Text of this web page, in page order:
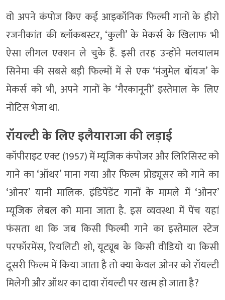
वो अपने कंपोज किए कई आइकॉनिक फिल्मी गानों के हीरो
रजनीकांत की ब्लॉकबस्टर, ‘कुली’ के मेकर्स के खिलाफ भी
ऐसा लीगल एक्शन ले चुके हैं. इसी तरह उन्होंने मलयालम
सिनेमा की सबसे बड़ी फिल्मों में से एक ‘मंजुमेल बॉयज’ के
मेकर्स को भी, अपने गानों के ‘गैरकानूनी’ इस्तेमाल के लिए
नोटिस भेजा था.
रॉयल्टी के लिए इलैयाराजा की लड़ाई
कॉपीराइट एक्ट (1957) में म्यूजिक कंपोजर और लिरिसिस्ट को
गाने का ‘ऑथर’ माना गया और फिल्म प्रोड्यूसर को गाने का
‘ओनर’ यानी मालिक. इंडिपेंडेंट गानों के मामले में ‘ओनर’
म्यूजिक लेबल को माना जाता है. इस व्यवस्था में पेंच यहां
फंसता था कि जब किसी फिल्मी गाने का इस्तेमाल स्टेज
परफॉरमेंस, रियलिटी शो, यूट्यूब के किसी वीडियो या किसी
दूसरी फिल्म में किया जाता है तो क्या केवल ओनर को रॉयल्टी
मिलेगी और ऑथर का दावा रॉयल्टी पर खत्म हो जाता है?